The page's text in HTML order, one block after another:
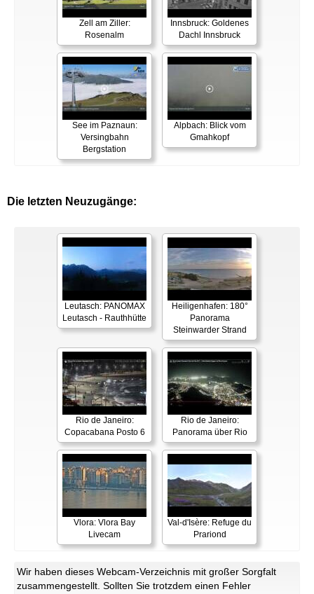
Zell am Ziller:
Rosenalm
Innsbruck: Goldenes
Dachl Innsbruck
See im Paznaun:
Versingbahn
Bergstation
Alpbach: Blick vom
Gmahkopf
Die letzten Neuzugänge:
Leutasch: PANOMAX
Leutasch - Rauthhütte
Heiligenhafen: 180°
Panorama
Steinwarder Strand
Rio de Janeiro:
Copacabana Posto 6
Rio de Janeiro:
Panorama über Rio
Vlora: Vlora Bay
Livecam
Val-d'Isère: Refuge du
Prariond
Wir haben dieses Webcam-Verzeichnis mit großer Sorgfalt
zusammengestellt. Sollten Sie trotzdem einen Fehler